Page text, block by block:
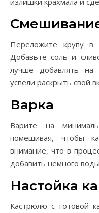
Переложите крупу в
Добавьте соль и
лучше добавлять на
успели раскрыть свой
Варка
Варите на
помешивая, чтобы
внимание, что в
добавить немного
Настойка
Кастрюлю с готовой